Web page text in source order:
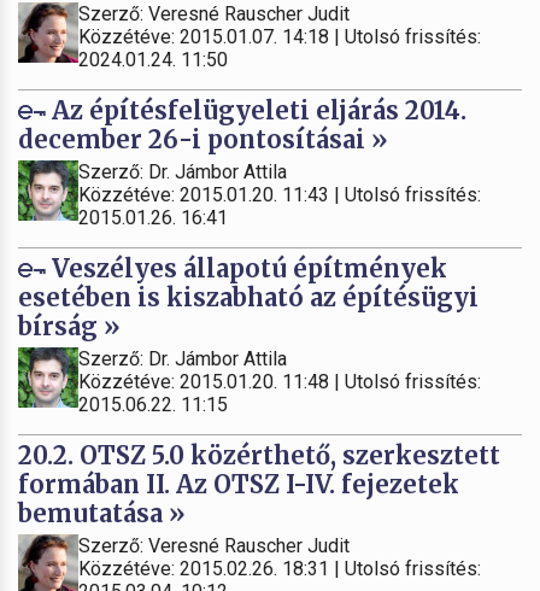
Szerző: Veresné Rauscher Judit
Közzétéve: 2015.01.07. 14:18 | Utolsó frissítés:
2024.01.24. 11:50
Az építésfelügyeleti eljárás 2014.
december 26-i pontosításai »
Szerző: Dr. Jámbor Attila
Közzétéve: 2015.01.20. 11:43 | Utolsó frissítés:
2015.01.26. 16:41
Veszélyes állapotú építmények
esetében is kiszabható az építésügyi
bírság »
Szerző: Dr. Jámbor Attila
Közzétéve: 2015.01.20. 11:48 | Utolsó frissítés:
2015.06.22. 11:15
20.2. OTSZ 5.0 közérthető, szerkesztett
formában II. Az OTSZ I-IV. fejezetek
bemutatása »
Szerző: Veresné Rauscher Judit
Közzétéve: 2015.02.26. 18:31 | Utolsó frissítés: